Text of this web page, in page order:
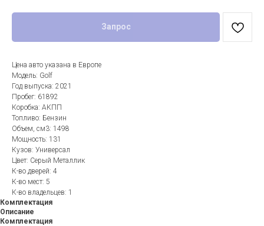
Запрос
Цена авто указана в Европе
Модель: Golf
Год выпуска: 2021
Пробег: 61892
Коробка: АКПП
Топливо: Бензин
Объем, см3: 1498
Мощность: 131
Кузов: Универсал
Цвет: Серый Металлик
К-во дверей: 4
К-во мест: 5
К-во владельцев: 1
Комплектация
Описание
Комплектация